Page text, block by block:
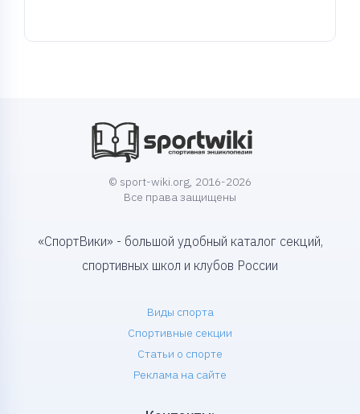
© sport-wiki.org, 2016-2026
Все права защищены
«СпортВики» - большой удобный каталог секций,
спортивных школ и клубов России
Виды спорта
Спортивные секции
Статьи о спорте
Реклама на сайте